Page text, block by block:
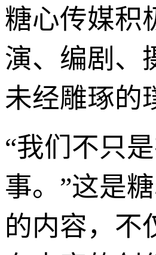
糖心传媒积
演、编剧、
未经雕琢的
“我们不只
事。”这是
的内容，不